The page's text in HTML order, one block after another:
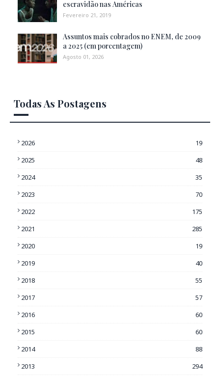
escravidão nas Américas
Fevereiro 21, 2019
Assuntos mais cobrados no ENEM, de 2009
a 2025 (em porcentagem)
Agosto 01, 2026
Todas As Postagens
2026
19
2025
48
2024
35
2023
70
2022
175
2021
285
2020
19
2019
40
2018
55
2017
57
2016
60
2015
60
2014
88
2013
294